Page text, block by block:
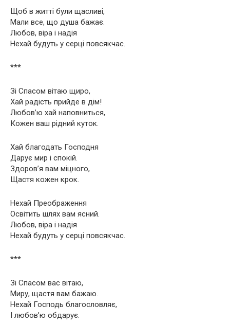
Щоб в житті були щасливі,
Мали все, що душа бажає.
Любов, віра і надія
Нехай будуть у серці повсякчас.
***
Зі Спасом вітаю щиро,
Хай радість прийде в дім!
Любов’ю хай наповниться,
Кожен ваш рідний куток.
Хай благодать Господня
Дарує мир і спокій.
Здоров’я вам міцного,
Щастя кожен крок.
Нехай Преображення
Освітить шлях вам ясний.
Любов, віра і надія
Нехай будуть у серці повсякчас.
***
Зі Спасом вас вітаю,
Миру, щастя вам бажаю.
Нехай Господь благословляє,
І любов’ю обдарує.